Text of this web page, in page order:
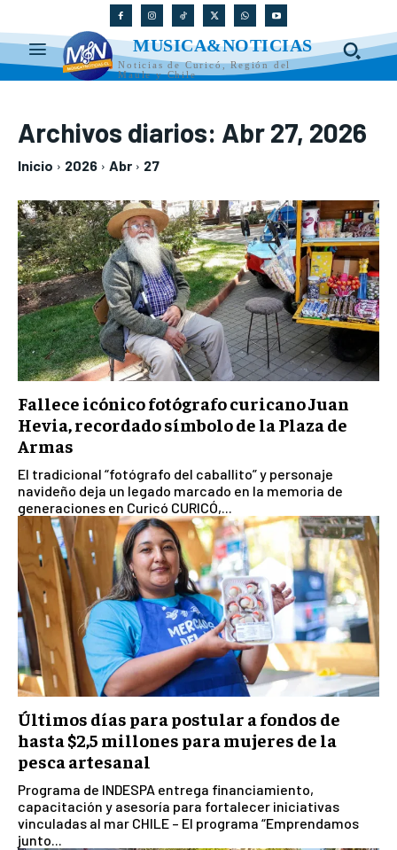
MUSICA&NOTICIAS
Noticias de Curicó, Región del
Maule y Chile
Archivos diarios: Abr 27, 2026
Inicio 2026 Abr 27
Fallece icónico fotógrafo curicano Juan
Hevia, recordado símbolo de la Plaza de
Armas
El tradicional “fotógrafo del caballito” y personaje
navideño deja un legado marcado en la memoria de
generaciones en Curicó CURICÓ,...
Últimos días para postular a fondos de
hasta $2,5 millones para mujeres de la
pesca artesanal
Programa de INDESPA entrega financiamiento,
capacitación y asesoría para fortalecer iniciativas
vinculadas al mar CHILE – El programa “Emprendamos
junto...